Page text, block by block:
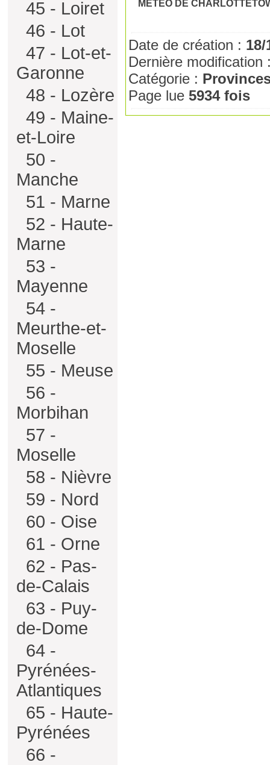
45 - Loiret
46 - Lot
47 - Lot-et-
Garonne
48 - Lozère
49 - Maine-
et-Loire
50 -
Manche
51 - Marne
52 - Haute-
Marne
53 -
Mayenne
54 -
Meurthe-et-
Moselle
55 - Meuse
56 -
Morbihan
57 -
Moselle
58 - Nièvre
59 - Nord
60 - Oise
61 - Orne
62 - Pas-
de-Calais
63 - Puy-
de-Dome
64 -
Pyrénées-
Atlantiques
65 - Haute-
Pyrénées
66 -
METEO DE
Date de création : 18/
Dernière
Catégorie :
Page lue 5934 fois